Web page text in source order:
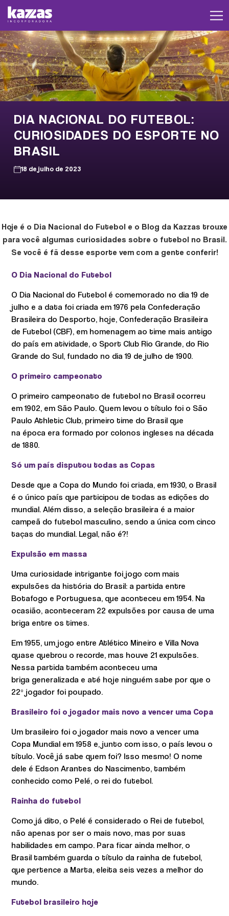
DIA NACIONAL DO FUTEBOL:
CURIOSIDADES DO ESPORTE NO
BRASIL
18 de julho de 2023
Hoje é o Dia Nacional do Futebol e o Blog da Kazzas trouxe
para você algumas curiosidades sobre o futebol no Brasil.
Se você é fã desse esporte vem com a gente conferir!
O Dia Nacional do Futebol
O Dia Nacional do Futebol é comemorado no dia 19 de
julho e a data foi criada em 1976 pela Confederação
Brasileira do Desporto, hoje, Confederação Brasileira
de Futebol (CBF), em homenagem ao time mais antigo
do país em atividade, o Sport Club Rio Grande, do Rio
Grande do Sul, fundado no dia 19 de julho de 1900.
O primeiro campeonato
O primeiro campeonato de futebol no Brasil ocorreu
em 1902, em São Paulo. Quem levou o título foi o São
Paulo Athletic Club, primeiro time do Brasil que
na época era formado por colonos ingleses na década
de 1880.
Só um país disputou todas as Copas
Desde que a Copa do Mundo foi criada, em 1930, o Brasil
é o único país que participou de todas as edições do
mundial. Além disso, a seleção brasileira é a maior
campeã do futebol masculino, sendo a única com cinco
taças do mundial. Legal, não é?!
Expulsão em massa
Uma curiosidade intrigante foi jogo com mais
expulsões da história do Brasil: a partida entre
Botafogo e Portuguesa, que aconteceu em 1954. Na
ocasião, aconteceram 22 expulsões por causa de uma
briga entre os times.
Em 1955, um jogo entre Atlético Mineiro e Villa Nova
quase quebrou o recorde, mas houve 21 expulsões.
Nessa partida também aconteceu uma
briga generalizada e até hoje ninguém sabe por que o
22º jogador foi poupado.
Brasileiro foi o jogador mais novo a vencer uma Copa
Um brasileiro foi o jogador mais novo a vencer uma
Copa Mundial em 1958 e, junto com isso, o país levou o
título. Você já sabe quem foi? Isso mesmo! O nome
dele é Edson Arantes do Nascimento, também
conhecido como Pelé, o rei do futebol.
Rainha do futebol
Como já dito, o Pelé é considerado o Rei de futebol,
não apenas por ser o mais novo, mas por suas
habilidades em campo. Para ficar ainda melhor, o
Brasil também guarda o título da rainha de futebol,
que pertence a Marta, eleita seis vezes a melhor do
mundo.
Futebol brasileiro hoje